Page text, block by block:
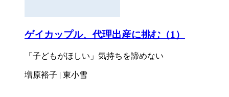
ゲイカップル、代理出産に挑む（1）
「子どもがほしい」気持ちを諦めない
増原裕子 | 東小雪